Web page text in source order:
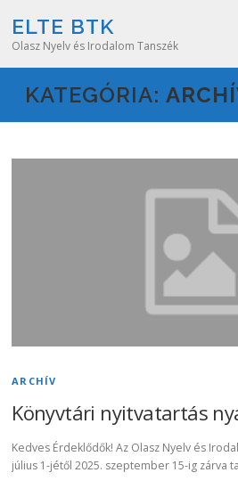
content
ELTE BTK
Olasz Nyelv és Irodalom Tanszék
KATEGÓRIA:
ARCHÍV
Könyvtári nyitvatartás
Kedves Érdeklődők! Az Olasz Nyelv és
július 1-jétől 2025. szeptember 15-ig zárva